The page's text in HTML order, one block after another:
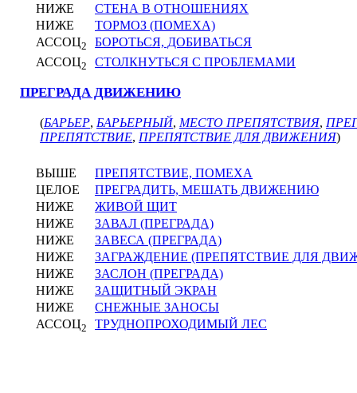
НИЖЕ
СТЕНА В ОТНОШЕНИЯХ
НИЖЕ
ТОРМОЗ (ПОМЕХА)
АССОЦ2
БОРОТЬСЯ, ДОБИВАТЬСЯ
АССОЦ2 СТОЛКНУТЬСЯ С ПРОБЛЕМАМИ
ПРЕГРАДА ДВИЖЕНИЮ
(БАРЬЕР, БАРЬЕРНЫЙ, МЕСТО ПРЕПЯТСТВИЯ,
ПРЕПЯТСТВИЕ, ПРЕПЯТСТВИЕ ДЛЯ ДВИЖЕНИЯ)
ВЫШЕ
ПРЕПЯТСТВИЕ, ПОМЕХА
ЦЕЛОЕ
ПРЕГРАДИТЬ, МЕШАТЬ ДВИЖЕНИЮ
НИЖЕ
ЖИВОЙ ЩИТ
НИЖЕ
ЗАВАЛ (ПРЕГРАДА)
НИЖЕ
ЗАВЕСА (ПРЕГРАДА)
НИЖЕ
ЗАГРАЖДЕНИЕ (ПРЕПЯТСТВИЕ ДЛЯ
НИЖЕ
ЗАСЛОН (ПРЕГРАДА)
НИЖЕ
ЗАЩИТНЫЙ ЭКРАН
НИЖЕ
СНЕЖНЫЕ ЗАНОСЫ
АССОЦ2 ТРУДНОПРОХОДИМЫЙ ЛЕС